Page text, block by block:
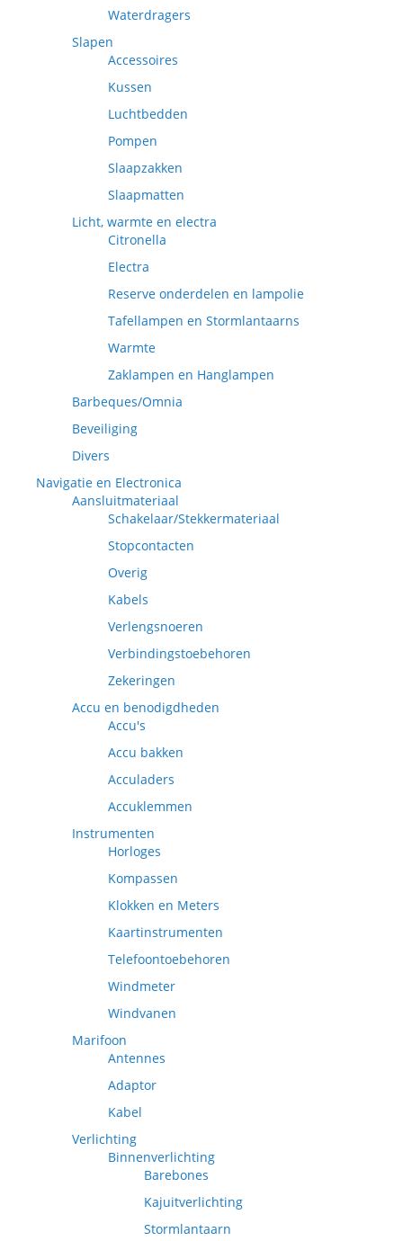
Waterdragers
Slapen
Accessoires
Kussen
Luchtbedden
Pompen
Slaapzakken
Slaapmatten
Licht, warmte en electra
Citronella
Electra
Reserve onderdelen en lampolie
Tafellampen en Stormlantaarns
Warmte
Zaklampen en Hanglampen
Barbeques/Omnia
Beveiliging
Divers
Navigatie en Electronica
Aansluitmateriaal
Schakelaar/Stekkermateriaal
Stopcontacten
Overig
Kabels
Verlengsnoeren
Verbindingstoebehoren
Zekeringen
Accu en benodigdheden
Accu's
Accu bakken
Acculaders
Accuklemmen
Instrumenten
Horloges
Kompassen
Klokken en Meters
Kaartinstrumenten
Telefoontoebehoren
Windmeter
Windvanen
Marifoon
Antennes
Adaptor
Kabel
Verlichting
Binnenverlichting
Barebones
Kajuitverlichting
Stormlantaarn